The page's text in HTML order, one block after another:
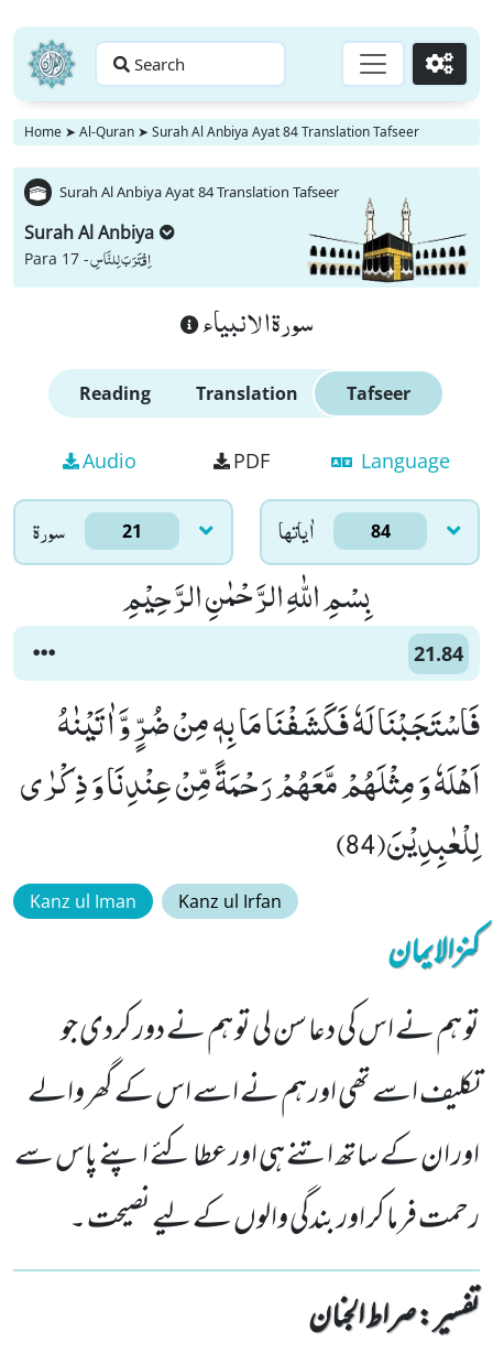
Search Go
Home ➤ Al-Quran ➤ Surah Al Anbiya Ayat 84 Translation Tafseer
Surah Al Anbiya Ayat 84 Translation Tafseer
Surah Al Anbiya
Para 17 -اِقْتَرَبَ لِلنَّاسِ
سورة الانبياء
Reading Translation Tafseer
Audio PDF Language
سورۃ 21 اٰياتها 84
بِسْمِ اللّٰهِ الرَّحْمٰنِ الرَّحِیْمِ
21.84
فَاسْتَجَبْنَا لَهٗ فَكَشَفْنَا مَا بِهٖ مِنْ ضُرٍّ وَّ اٰتَیْنٰهُ
اَهْلَهٗ وَ مِثْلَهُمْ مَّعَهُمْ رَحْمَةً مِّنْ عِنْدِنَا وَ ذِكْرٰى
لِلْعٰبِدِیْنَ(84)
Kanz ul Iman Kanz ul Irfan
کنزالایمان
تو ہم نے اس کی دعا سن لی تو ہم نے دور کردی جو
تکلیف اسے تھی اور ہم نے اسے اس کے گھر والے
اور ان کے ساتھ اتنے ہی اور عطا کئے اپنے پاس سے
رحمت فرما کر اور بندگی والوں کے لیے نصیحت ۔
تفسیر : ‎صراط الجنان